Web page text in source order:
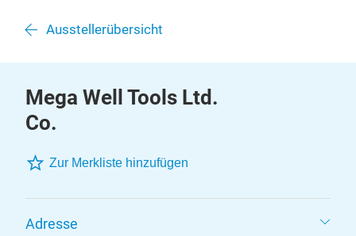
Ausstellerübersicht
Mega Well Tools Ltd.
Co.
Zur Merkliste hinzufügen
Adresse